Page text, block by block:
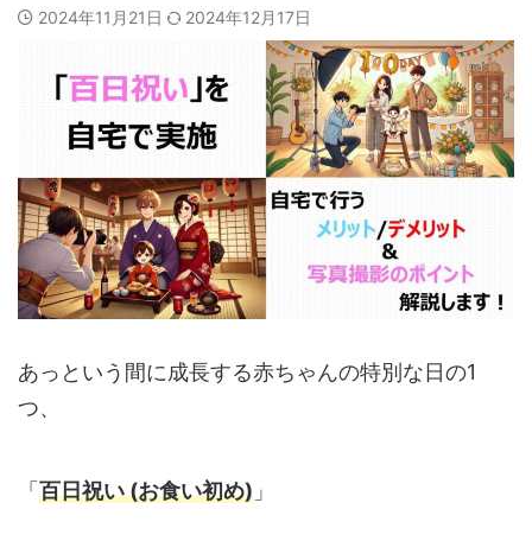
2024年11月21日 2024年12月17日
あっという間に成長する赤ちゃんの特別な日の1
つ、
「 百日祝い(お食い初め) 」